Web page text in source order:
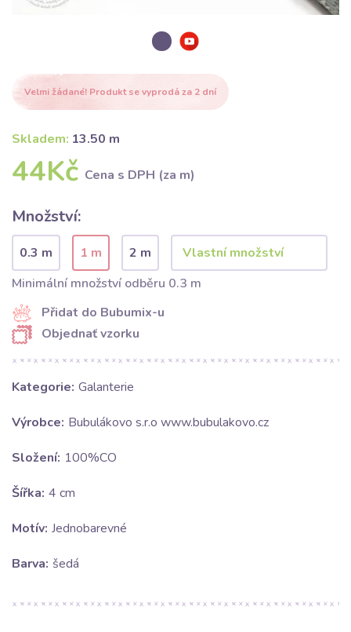
Velmi žádané! Produkt se vyprodá za 2 dní
Skladem: 13.50 m
44Kč Cena s DPH (za m)
Množství:
0.3 m 1 m
2 m
Minimální množství odběru 0.3 m
Přidat do Bubumix-u
Objednať vzorku
Kategorie: Galanterie
Výrobce: Bubulákovo s.r.o www.bubulakovo.cz
Složení: 100%CO
Šířka: 4 cm
Motív: Jednobarevné
Barva: šedá